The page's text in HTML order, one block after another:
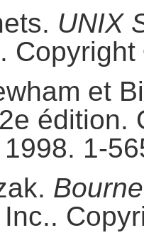
. UNIX
et
2e édition.
1-
.